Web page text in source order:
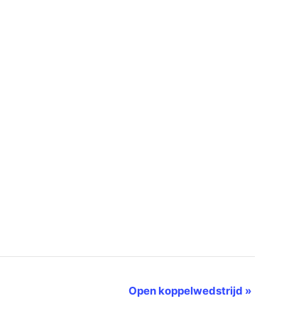
Open koppelwedstrijd »